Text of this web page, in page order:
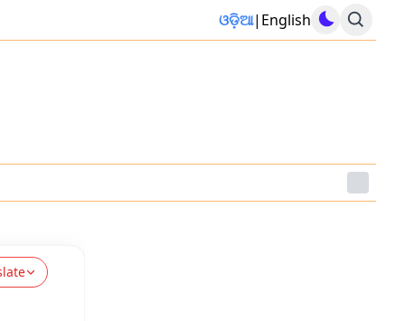
ଓଡ଼ିଆ| English